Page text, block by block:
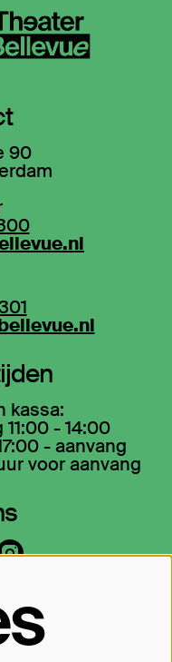
90
kassa:
- 14:00
- aanvang
voor aanvang